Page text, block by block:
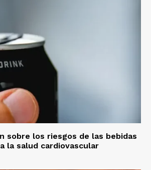
sobre los riesgos de las bebidas
la salud cardiovascular